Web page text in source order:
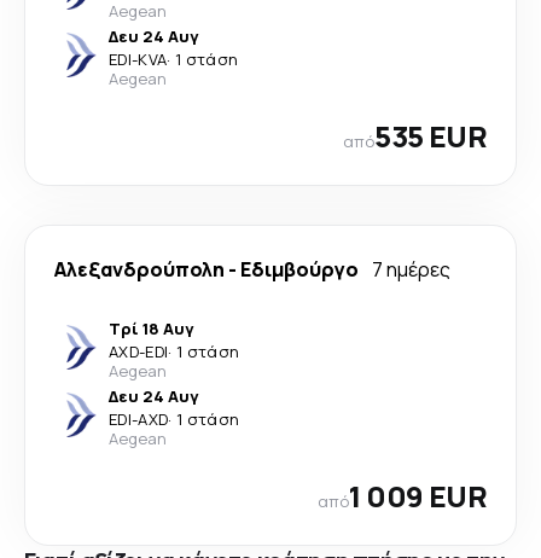
Aegean
Δευ 24 Αυγ
EDI-KVA· 1 στάση
Aegean
από535 EUR
Αλεξανδρούπολη - Εδιμβούργο 7 ημέρες
Τρί 18 Αυγ
AXD-EDI· 1 στάση
Aegean
Δευ 24 Αυγ
EDI-AXD· 1 στάση
Aegean
από1 009 EUR